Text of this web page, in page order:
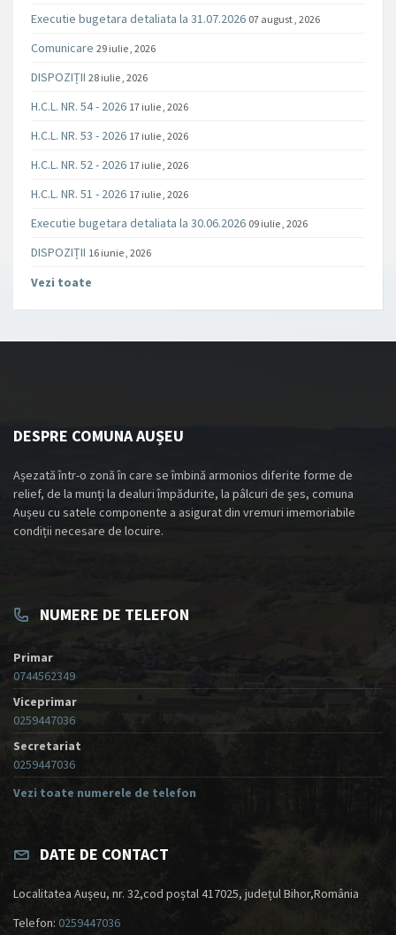
Executie bugetara detaliata la 31.07.2026 07 august , 2026
Comunicare 29 iulie , 2026
DISPOZIȚII 28 iulie , 2026
H.C.L. NR. 54 - 2026 17 iulie , 2026
H.C.L. NR. 53 - 2026 17 iulie , 2026
H.C.L. NR. 52 - 2026 17 iulie , 2026
H.C.L. NR. 51 - 2026 17 iulie , 2026
Executie bugetara detaliata la 30.06.2026 09 iulie , 2026
DISPOZIȚII 16 iunie , 2026
Vezi toate
DESPRE COMUNA AUȘEU
Așezată într-o zonă în care se îmbină armonios diferite forme de
relief, de la munți la dealuri împădurite, la pâlcuri de șes, comuna
Aușeu cu satele componente a asigurat din vremuri imemoriabile
condiții necesare de locuire.
NUMERE DE TELEFON
Primar
0744562349
Viceprimar
0259447036
Secretariat
0259447036
Vezi toate numerele de telefon
DATE DE CONTACT
Localitatea Aușeu, nr. 32,cod poștal 417025, județul Bihor,România
Telefon: 0259447036